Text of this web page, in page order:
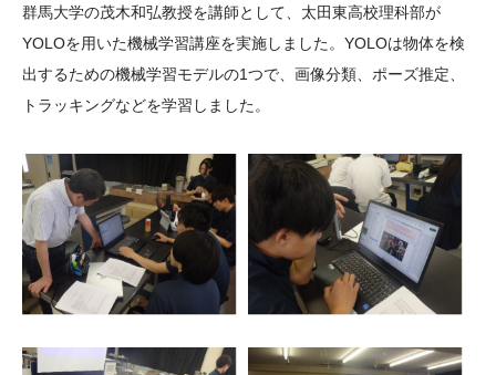
年報一覧 中谷財団レポート
ム
科学教育振興助成・
次世代理系人材育成プ
アクセス よくあるご質問
サイトマップ 中谷財団アーカイブ
日本語 English
群馬大学の茂木和弘教授を講師として、太田東高校理科部が
YOLOを用いた機械学習講座を実施しました。YOLOは物体を検
出するための機械学習モデルの1つで、画像分類、ポーズ推定、
トラッキングなどを学習しました。